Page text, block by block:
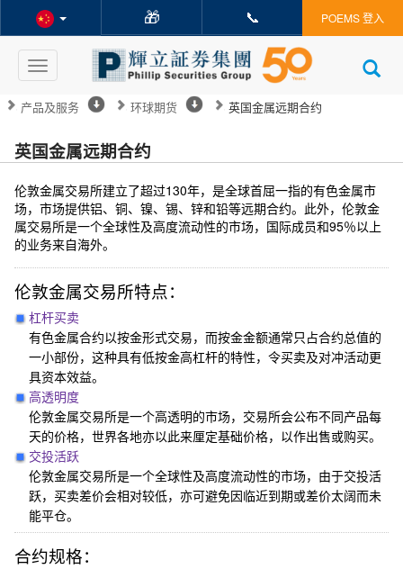
🎁 📞 POEMS 登入
Toggle
navigation
产品及服务 环球期货 英国金属远期合约
英国金属远期合约
伦敦金属交易所建立了超过130年，是全球首屈一指的有色金属市
场，市场提供铝、铜、镍、锡、锌和铅等远期合约。此外，伦敦金
属交易所是一个全球性及高度流动性的市场，国际成员和95％以上
的业务来自海外。
伦敦金属交易所特点：
杠杆买卖
有色金属合约以按金形式交易，而按金金额通常只占合约总值的
一小部份，这种具有低按金高杠杆的特性，令买卖及对冲活动更
具资本效益。
高透明度
伦敦金属交易所是一个高透明的市场，交易所会公布不同产品每
天的价格，世界各地亦以此来厘定基础价格，以作出售或购买。
交投活跃
伦敦金属交易所是一个全球性及高度流动性的市场，由于交投活
跃，买卖差价会相对较低，亦可避免因临近到期或差价太阔而未
能平仓。
合约规格：